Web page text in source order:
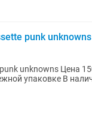
punk unknowns
тенге Большой выбор